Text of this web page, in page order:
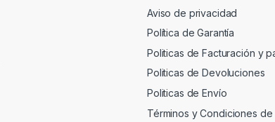
Aviso de privacidad
Política de Garantía
Politicas de Facturación y
Politicas de Devoluciones
Politicas de Envío
Términos y Condiciones de